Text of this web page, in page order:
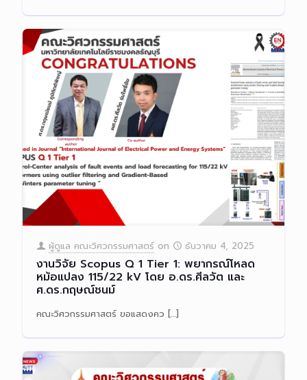
ผู้ดูแล คณะวิศวกรรมศาสตร์ on ธันวาคม 4, 2025
งานวิจัย Scopus Q 1 Tier 1: พยากรณ์โหลด
หม้อแปลง 115/22 kV โดย อ.ดร.ศีลวัต และ
ศ.ดร.กฤษณ์ชนม์
คณะวิศวกรรมศาสตร์ ขอแสดงคว […]
Read more